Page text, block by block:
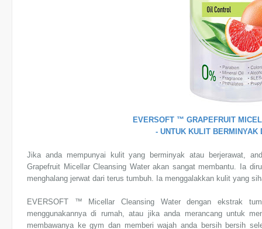
EVERSOFT ™ GRAPEFRUIT
- UNTUK KULIT BERMINYAK
Jika anda mempunyai kulit yang berminyak atau berjerawat,
Grapefruit Micellar Cleansing Water akan sangat membantu. Ia
menghalang jerwat dari terus tumbuh. Ia menggalakkan kulit yang
EVERSOFT ™ Micellar Cleansing Water dengan ekstrak
menggunakannya di rumah, atau jika anda merancang untuk
membawanya ke gym dan memberi wajah anda bersih bersih